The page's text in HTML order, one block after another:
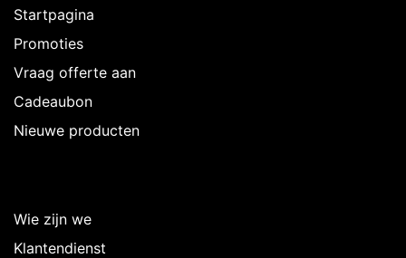
Startpagina
Promoties
Vraag offerte aan
Cadeaubon
Nieuwe producten
Wie zijn we
Klantendienst